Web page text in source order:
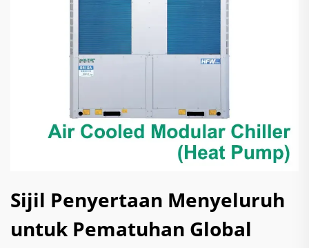
Sijil Penyertaan Menyeluruh
untuk Pematuhan Global